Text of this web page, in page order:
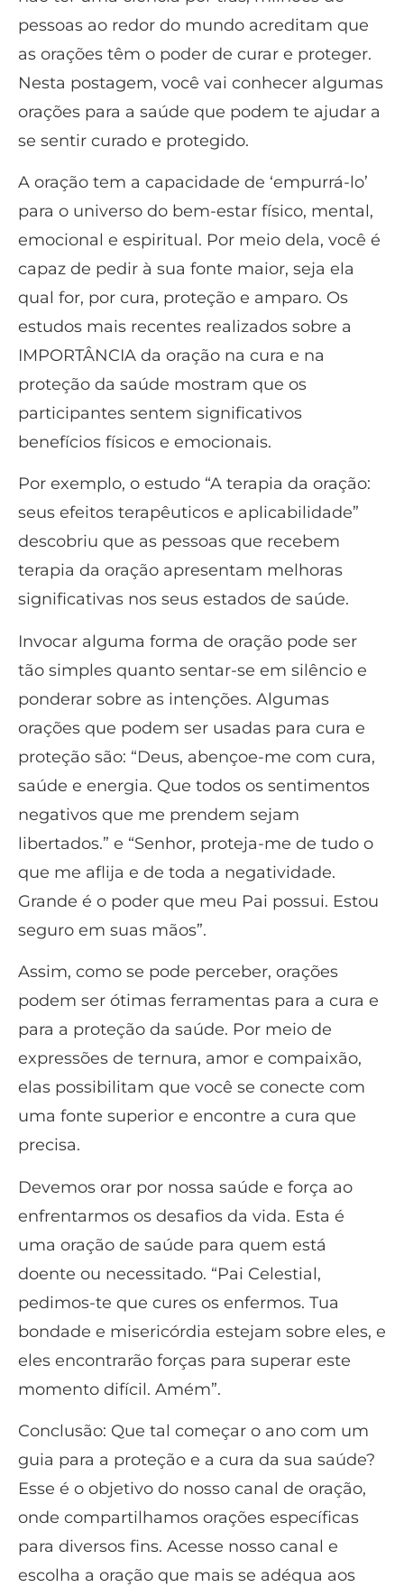
pessoas ao redor do mundo acreditam que
as orações têm o poder de curar e proteger.
Nesta postagem, você vai conhecer algumas
orações para a saúde que podem te ajudar a
se sentir curado e protegido.
A oração tem a capacidade de ‘empurrá-lo’
para o universo do bem-estar físico, mental,
emocional e espiritual. Por meio dela, você é
capaz de pedir à sua fonte maior, seja ela
qual for, por cura, proteção e amparo. Os
estudos mais recentes realizados sobre a
IMPORTÂNCIA da oração na cura e na
proteção da saúde mostram que os
participantes sentem significativos
benefícios físicos e emocionais.
Por exemplo, o estudo “A terapia da oração:
seus efeitos terapêuticos e aplicabilidade”
descobriu que as pessoas que recebem
terapia da oração apresentam melhoras
significativas nos seus estados de saúde.
Invocar alguma forma de oração pode ser
tão simples quanto sentar-se em silêncio e
ponderar sobre as intenções. Algumas
orações que podem ser usadas para cura e
proteção são: “Deus, abençoe-me com cura,
saúde e energia. Que todos os sentimentos
negativos que me prendem sejam
libertados.” e “Senhor, proteja-me de tudo o
que me aflija e de toda a negatividade.
Grande é o poder que meu Pai possui. Estou
seguro em suas mãos”.
Assim, como se pode perceber, orações
podem ser ótimas ferramentas para a cura e
para a proteção da saúde. Por meio de
expressões de ternura, amor e compaixão,
elas possibilitam que você se conecte com
uma fonte superior e encontre a cura que
precisa.
Devemos orar por nossa saúde e força ao
enfrentarmos os desafios da vida. Esta é
uma oração de saúde para quem está
doente ou necessitado. “Pai Celestial,
pedimos-te que cures os enfermos. Tua
bondade e misericórdia estejam sobre eles, e
eles encontrarão forças para superar este
momento difícil. Amém”.
Conclusão: Que tal começar o ano com um
guia para a proteção e a cura da sua saúde?
Esse é o objetivo do nosso canal de oração,
onde compartilhamos orações específicas
para diversos fins. Acesse nosso canal e
escolha a oração que mais se adéqua aos